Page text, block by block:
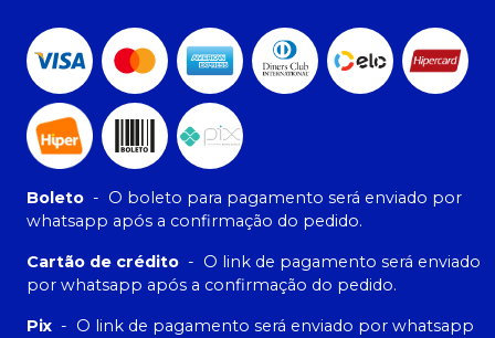
Boleto - O boleto para pagamento será enviado por
whatsapp após a confirmação do pedido.
Cartão de crédito - O link de pagamento será enviado
por whatsapp após a confirmação do pedido.
Pix - O link de pagamento será enviado por whatsapp